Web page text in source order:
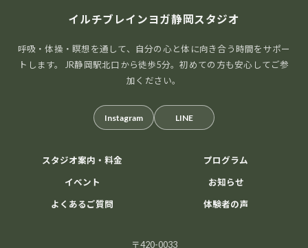
イルチブレインヨガ静岡スタジオ
呼吸・体操・瞑想を通して、自分の心と体に向き合う時間をサポー
トします。 JR静岡駅北口から徒歩5分。初めての方も安心してご参
加ください。
Instagram LINE
スタジオ案内・料金 プログラム
イベント お知らせ
よくあるご質問 体験者の声
〒420-0033